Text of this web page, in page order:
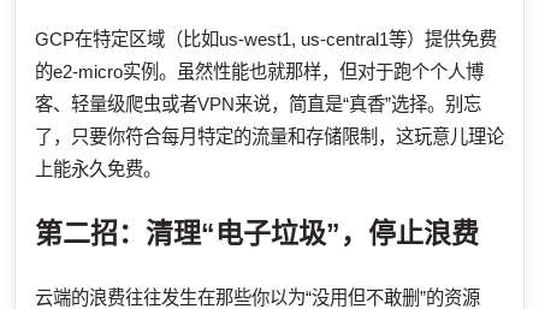
GCP在特定区域（比如us-west1, us-central1等）提供免费
的e2-micro实例。虽然性能也就那样，但对于跑个个人博
客、轻量级爬虫或者VPN来说，简直是“真香”选择。别忘
了，只要你符合每月特定的流量和存储限制，这玩意儿理论
上能永久免费。
第二招：清理“电子垃圾”，停止浪费
云端的浪费往往发生在那些你以为“没用但不敢删”的资源